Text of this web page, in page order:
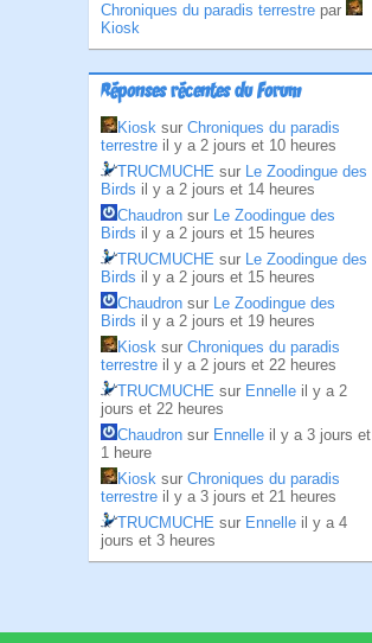
Chroniques du paradis terrestre par
Kiosk
Réponses récentes du Forum
Kiosk sur Chroniques du paradis
terrestre il y a 2 jours et 10 heures
TRUCMUCHE sur Le Zoodingue des
Birds il y a 2 jours et 14 heures
Chaudron sur Le Zoodingue des
Birds il y a 2 jours et 15 heures
TRUCMUCHE sur Le Zoodingue des
Birds il y a 2 jours et 15 heures
Chaudron sur Le Zoodingue des
Birds il y a 2 jours et 19 heures
Kiosk sur Chroniques du paradis
terrestre il y a 2 jours et 22 heures
TRUCMUCHE sur Ennelle il y a 2
jours et 22 heures
Chaudron sur Ennelle il y a 3 jours et
1 heure
Kiosk sur Chroniques du paradis
terrestre il y a 3 jours et 21 heures
TRUCMUCHE sur Ennelle il y a 4
jours et 3 heures